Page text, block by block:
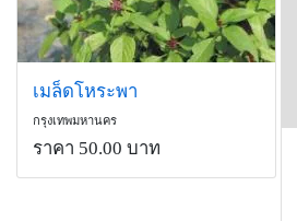
เมล็ดโหระพา
กรุงเทพมหานคร
ราคา 50.00 บาท